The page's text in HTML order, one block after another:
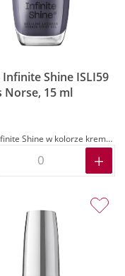
Shine ISLI59
Norse, 15 ml
Lakier Infinite Shine w kolorze kremowym grafitowym